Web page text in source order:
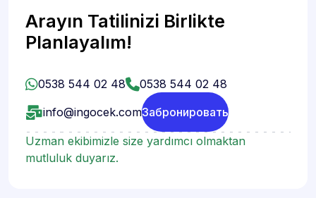
Arayın Tatilinizi Birlikte
Planlayalım!
0538 544 02 48
0538 544 02 48
info@ingocek.comЗабронировать
Uzman ekibimizle size yardımcı olmaktan
mutluluk duyarız.